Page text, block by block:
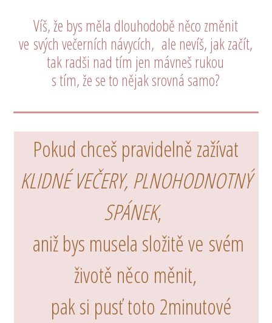
Víš, že bys měla dlouhodobě něco změnit
ve svých večerních návycích, ale nevíš, jak začít,
tak radši nad tím jen mávneš rukou
s tím, že se to nějak srovná samo?
Pokud chceš pravidelně zažívat
KLIDNÉ VEČERY, PLNOHODNOTNÝ
SPÁNEK,
aniž bys musela složitě ve svém
životě něco měnit,
pak si pusť toto 2minutové